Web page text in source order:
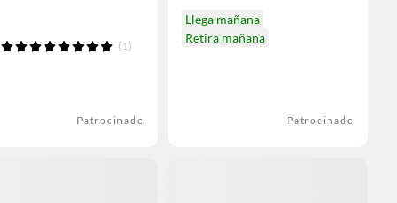
(1)
Patrocinado
Llega mañana
Retira mañana
Patrocinado